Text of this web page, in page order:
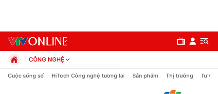
CÔNG NGHỆ
Chính trị
Cuộc sống số HiTech Công nghệ tương lai Sản phẩm Thị trường Tư vấn